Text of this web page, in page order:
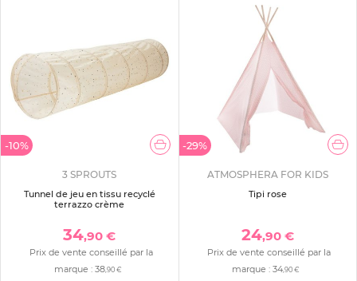
-10%
3 SPROUTS
Tunnel de jeu en tissu recyclé
terrazzo crème
34,90 €
Prix de vente conseillé par la
marque : 38,90 €
-29%
ATMOSPHERA FOR KIDS
Tipi rose
24,90 €
Prix de vente conseillé par la
marque :34 ,90 €